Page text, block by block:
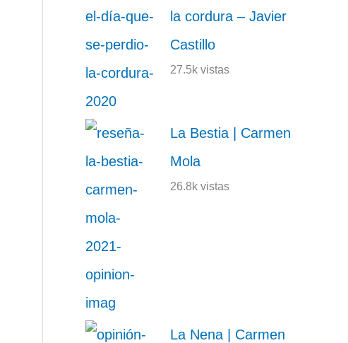
la cordura – Javier
Castillo
27.5k vistas
La Bestia | Carmen
Mola
26.8k vistas
La Nena | Carmen